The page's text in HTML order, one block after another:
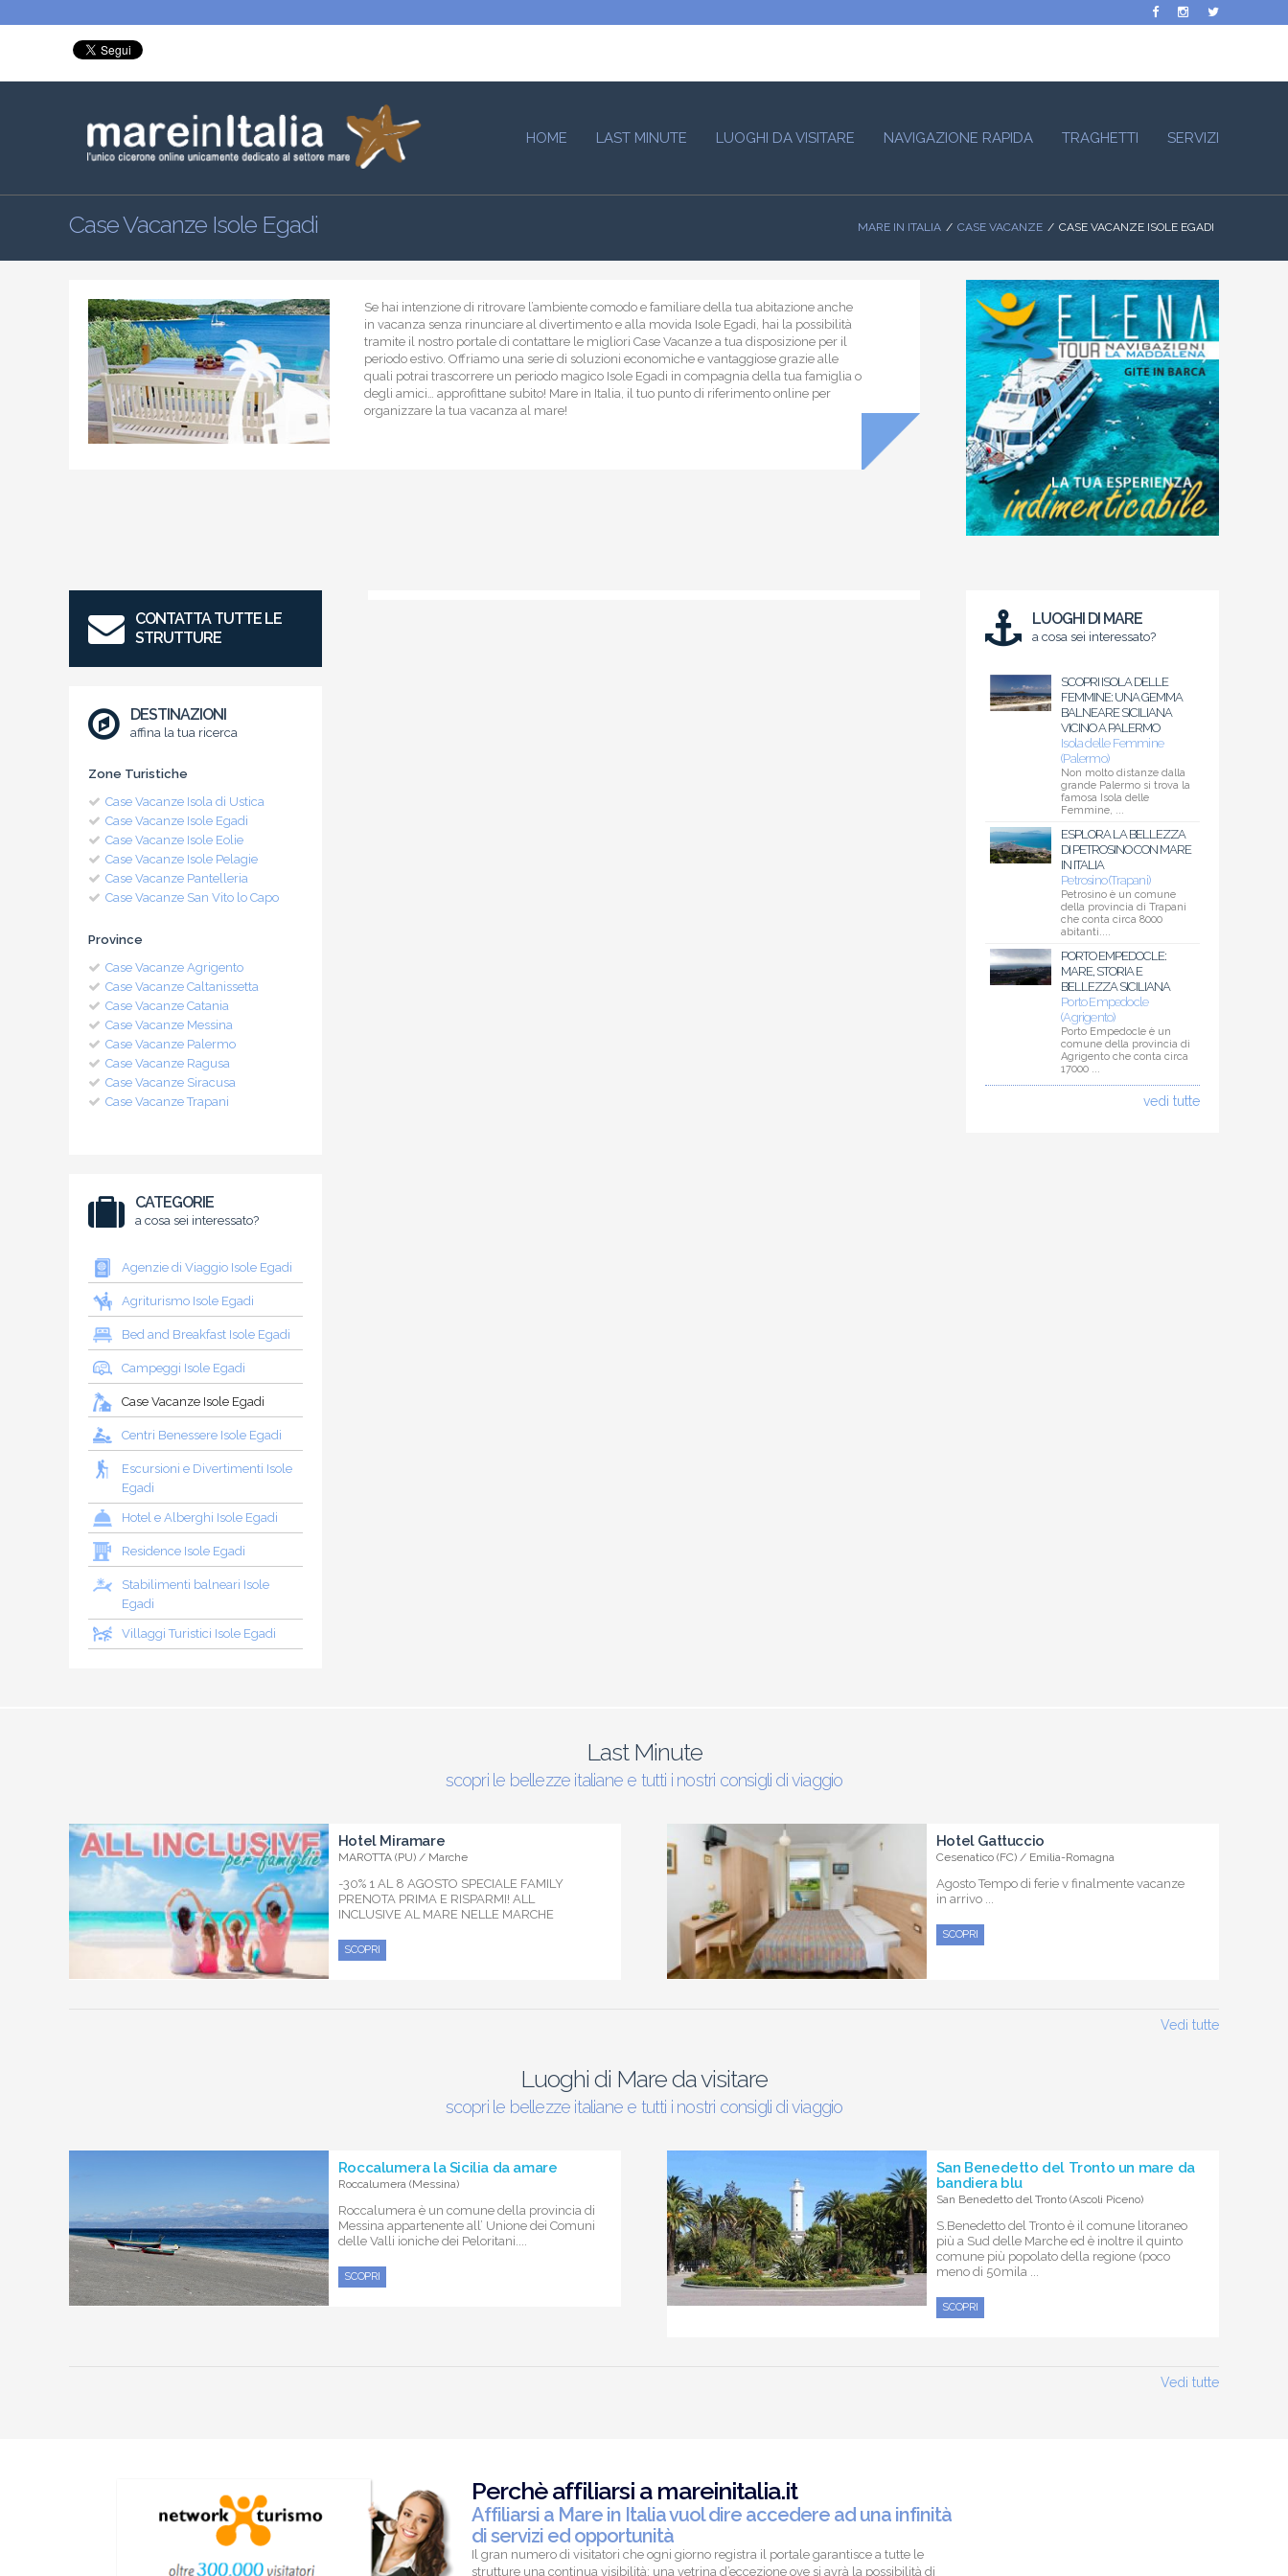
HOME LAST MINUTE LUOGHI DA VISITARE NAVIGAZIONE RAPIDA TRAGHETTI SERVIZI
Case Vacanze Isole Egadi MARE IN ITALIA CASE VACANZE CASE VACANZE ISOLE EGADI
Se hai intenzione di ritrovare l’ambiente comodo e familiare della tua abitazione anche
in vacanza senza rinunciare al divertimento e alla movida Isole Egadi, hai la possibilità
tramite il nostro portale di contattare le migliori Case Vacanze a tua disposizione per il
periodo estivo. Offriamo una serie di soluzioni economiche e vantaggiose grazie alle
quali potrai trascorrere un periodo magico Isole Egadi in compagnia della tua famiglia o
degli amici… approfittane subito! Mare in Italia, il tuo punto di riferimento online per
organizzare la tua vacanza al mare!
CONTATTA TUTTE LE
STRUTTURE
DESTINAZIONI
affina la tua ricerca
Zone Turistiche
Case Vacanze Isola di Ustica
Case Vacanze Isole Egadi
Case Vacanze Isole Eolie
Case Vacanze Isole Pelagie
Case Vacanze Pantelleria
Case Vacanze San Vito lo Capo
Province
Case Vacanze Agrigento
Case Vacanze Caltanissetta
Case Vacanze Catania
Case Vacanze Messina
Case Vacanze Palermo
Case Vacanze Ragusa
Case Vacanze Siracusa
Case Vacanze Trapani
CATEGORIE
a cosa sei interessato?
Agenzie di Viaggio Isole Egadi
Agriturismo Isole Egadi
Bed and Breakfast Isole Egadi
Campeggi Isole Egadi
Case Vacanze Isole Egadi
Centri Benessere Isole Egadi
Escursioni e Divertimenti Isole
Egadi
Hotel e Alberghi Isole Egadi
Residence Isole Egadi
Stabilimenti balneari Isole
Egadi
Villaggi Turistici Isole Egadi
LUOGHI DI MARE
a cosa sei interessato?
SCOPRI ISOLA DELLE
FEMMINE: UNA GEMMA
BALNEARE SICILIANA
VICINO A PALERMO
Isola delle Femmine
(Palermo)
Non molto distanze dalla
grande Palermo si trova la
famosa Isola delle
Femmine, ...
ESPLORA LA BELLEZZA
DI PETROSINO CON MARE
IN ITALIA
Petrosino (Trapani)
Petrosino è un comune
della provincia di Trapani
che conta circa 8000
abitanti....
PORTO EMPEDOCLE:
MARE, STORIA E
BELLEZZA SICILIANA
Porto Empedocle
(Agrigento)
Porto Empedocle è un
comune della provincia di
Agrigento che conta circa
17000 ...
vedi tutte
Last Minute
scopri le bellezze italiane e tutti i nostri consigli di viaggio
Hotel Miramare
MAROTTA (PU) / Marche
-30% 1 AL 8 AGOSTO SPECIALE FAMILY
PRENOTA PRIMA E RISPARMI! ALL
INCLUSIVE AL MARE NELLE MARCHE
SCOPRI
Hotel Gattuccio
Cesenatico (FC) / Emilia-Romagna
Agosto Tempo di ferie v finalmente vacanze
in arrivo ...
SCOPRI
Vedi tutte
Luoghi di Mare da visitare
scopri le bellezze italiane e tutti i nostri consigli di viaggio
Roccalumera la Sicilia da amare
Roccalumera (Messina)
Roccalumera è un comune della provincia di
Messina appartenente all’ Unione dei Comuni
delle Valli ioniche dei Peloritani....
SCOPRI
San Benedetto del Tronto un mare da
bandiera blu
San Benedetto del Tronto (Ascoli Piceno)
S.Benedetto del Tronto è il comune litoraneo
più a Sud delle Marche ed è inoltre il quinto
comune più popolato della regione (poco
meno di 50mila ...
SCOPRI
Vedi tutte
Perchè affiliarsi a mareinitalia.it
Affiliarsi a Mare in Italia vuol dire accedere ad una infinità
di servizi ed opportunità
Il gran numero di visitatori che ogni giorno registra il portale garantisce a tutte le
strutture una continua visibilità; una vetrina d’eccezione ove si avrà la possibilità di